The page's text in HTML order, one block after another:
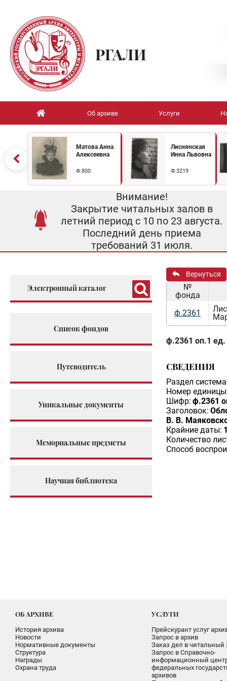
РГАЛИ
Об архиве Услуги
Матова Анна
Алексеевна
Ф.800
Лиснянская
Инна Львовна
Ф.3219
Внимание!
Закрытие читальных залов в
летний период с 10 по 23 августа.
Последний день приема
требований 31 июля.
Электронный каталог
Список фондов
Путеводитель
Уникальные документы
Мемориальные предметы
Научная библиотека
Вернуться
№
фонда
ф.2361
ф.2361 оп.1 ед.
СВЕДЕНИЯ
Раздел
Номер единицы
Шифр: ф.2361
Заголовок:
В. В.
Крайние даты:
Количество
Способ
ОБ АРХИВЕ
История архива
Новости
Нормативные документы
Структура
Награды
Охрана труда
УСЛУГИ
Прейскурант услуг
Запрос в архив
Заказ дел в читальный
Запрос в Справочно-
информационный
федеральных
архивов